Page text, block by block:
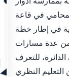
في قاعة
في إطار خطة
عدة مسارات
للتعرف
النظري